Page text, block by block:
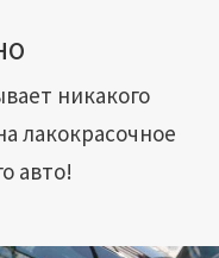
никакого
лакокрасочное
авто!